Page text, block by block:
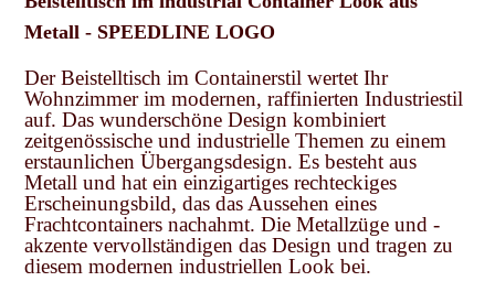
Metall - SPEEDLINE LOGO
Der Beistelltisch im Containerstil wertet Ihr
Wohnzimmer im modernen, raffinierten Industriestil
auf. Das wunderschöne Design kombiniert
zeitgenössische und industrielle Themen zu einem
erstaunlichen Übergangsdesign. Es besteht aus
Metall und hat ein einzigartiges rechteckiges
Erscheinungsbild, das das Aussehen eines
Frachtcontainers nachahmt. Die Metallzüge und -
akzente vervollständigen das Design und tragen zu
diesem modernen industriellen Look bei.